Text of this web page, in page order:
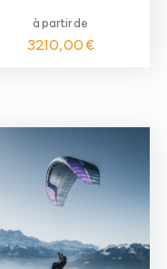
à partir de
3210,00€